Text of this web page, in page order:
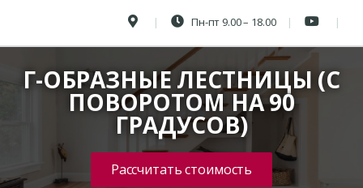
Пн-пт 9.00 – 18.00
Г-ОБРАЗНЫЕ ЛЕСТНИЦЫ (С
ПОВОРОТОМ НА 90
ГРАДУСОВ)
Рассчитать стоимость